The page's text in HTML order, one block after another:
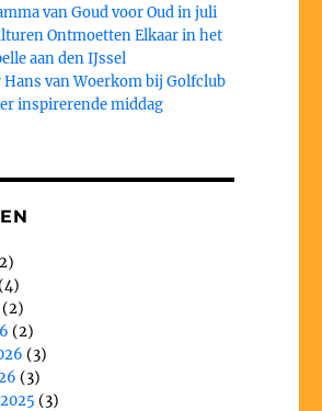
van Goud voor Oud in juli
Ontmoetten Elkaar in het
aan den IJssel
van Woerkom bij Golfclub
inspirerende middag
(2)
(2)
(3)
(3)
(3)